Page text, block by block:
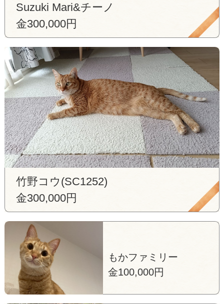
Suzuki Mari&チーノ
金300,000円
竹野コウ(SC1252)
金300,000円
もかファミリー
金100,000円